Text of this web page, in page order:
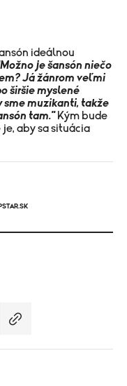
ideálnou
je šansón niečo
Já žánrom veľmi
širšie myslené
sme muzikanti, takže
tam." Kým bude
aby sa situácia